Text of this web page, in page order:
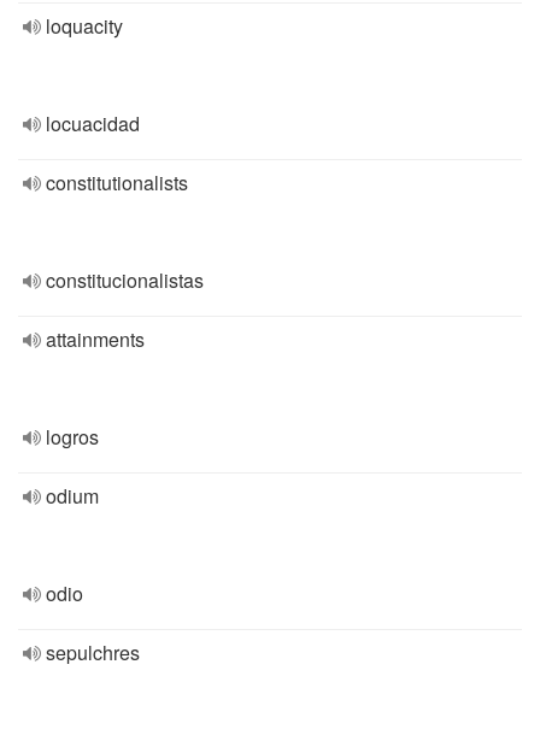
loquacity
locuacidad
constitutionalists
constitucionalistas
attainments
logros
odium
odio
sepulchres